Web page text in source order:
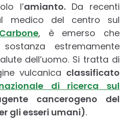
l’amianto.Da recenti
medico del centro sul
, è emerso che
estremamente
dell’uomo. Si tratta di
vulcanica classificato
di ricerca sul
cancerogeno del
gli esseri umani).